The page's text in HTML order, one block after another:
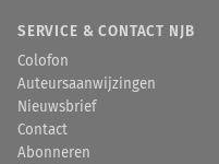
SERVICE & CONTACT NJB
Colofon
Auteursaanwijzingen
Nieuwsbrief
Contact
Abonneren